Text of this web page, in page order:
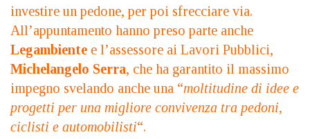
investire un pedone, per poi sfrecciare via.
All’appuntamento hanno preso parte anche
Legambiente e l’assessore ai Lavori Pubblici,
Michelangelo Serra, che ha garantito il massimo
impegno svelando anche una “moltitudine di idee e
progetti per una migliore convivenza tra pedoni,
ciclisti e automobilisti“.